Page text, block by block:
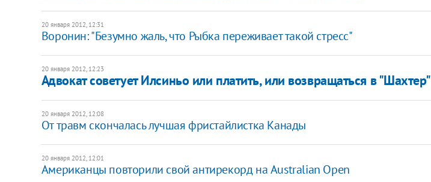
20 января 2012, 12:31
Воронин: "Безумно жаль, что Рыбка переживает такой стресс"
20 января 2012, 12:23
Адвокат советует Илсиньо или платить, или возвращаться в "Шахтер"
20 января 2012, 12:08
От травм скончалась лучшая фристайлистка Канады
20 января 2012, 12:01
Американцы повторили свой антирекорд на Australian Open